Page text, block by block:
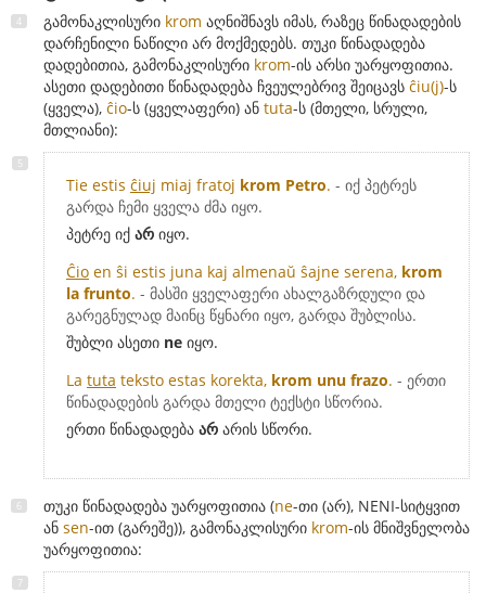
გამონაკლისური krom აღნიშნავს იმას, რაზეც წინადადების
დარჩენილი ნაწილი არ მოქმედებს. თუკი წინადადება
დადებითია, გამონაკლისური krom-ის არსი უარყოფითია.
ასეთი დადებითი წინადადება ჩვეულებრივ შეიცავს ĉiu(j)-ს
(ყველა), ĉio-ს (ყველაფერი) ან tuta-ს (მთელი, სრული,
მთლიანი):
Tie estis ĉiuj miaj fratoj krom Petro. - იქ პეტრეს
გარდა ჩემი ყველა ძმა იყო.
პეტრე იქ არ იყო.
Ĉio en ŝi estis juna kaj almenaŭ ŝajne serena, krom
la frunto. - მასში ყველაფერი ახალგაზრდული და
გარეგნულად მაინც წყნარი იყო, გარდა შუბლისა.
შუბლი ასეთი ne იყო.
La tuta teksto estas korekta, krom unu frazo. - ერთი
წინადადების გარდა მთელი ტექსტი სწორია.
ერთი წინადადება არ არის სწორი.
თუკი წინადადება უარყოფითია (ne-თი (არ), NENI-სიტყვით
ან sen-ით (გარეშე)), გამონაკლისური krom-ის მნიშვნელობა
უარყოფითია: